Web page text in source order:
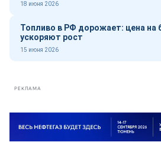
18 июня 2026
Топливо в РФ дорожает: цена на
ускоряют рост
15 июня 2026
РЕКЛАМА